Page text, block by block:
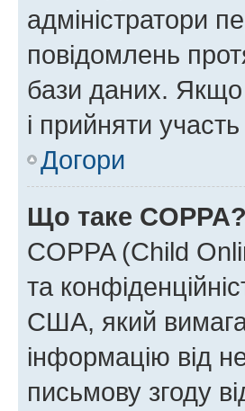
адміністратори
повідомлень
бази даних. Якщо
і прийняти
Догори
Що таке COPPA?
COPPA (Child
та
США, який
інформацію від
письмову згоду